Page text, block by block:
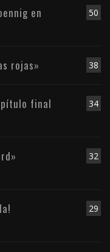
50
en
38
rojas»
34
final
32
29